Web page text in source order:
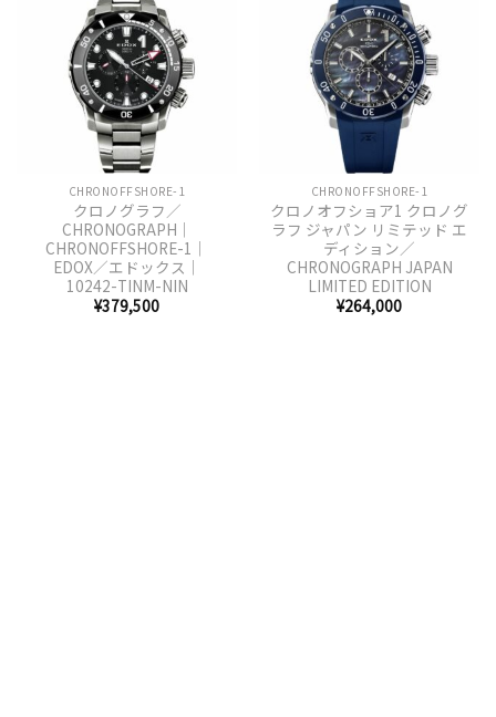
CHRONOFFSHORE-1
クロノグラフ／
CHRONOGRAPH｜
CHRONOFFSHORE-1｜
EDOX／エドックス｜
10242-TINM-NIN
¥379,500
CHRONOFFSHORE-1
クロノオフショア1 クロノグ
ラフ ジャパン リミテッド エ
ディション／
CHRONOGRAPH JAPAN
LIMITED EDITION
¥264,000